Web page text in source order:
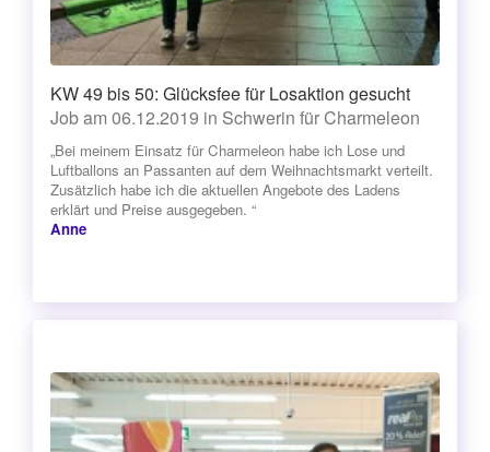
KW 49 bis 50: Glücksfee für Losaktion gesucht
Job am 06.12.2019 in Schwerin für Charmeleon
„Bei meinem Einsatz für Charmeleon habe ich Lose und
Luftballons an Passanten auf dem Weihnachtsmarkt verteilt.
Zusätzlich habe ich die aktuellen Angebote des Ladens
erklärt und Preise ausgegeben. “
Anne